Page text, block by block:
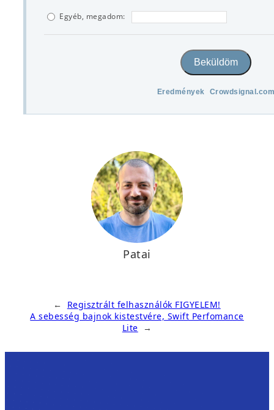
Egyéb, megadom:
Beküldöm
Eredmények
Patai
←
Regisztrált felhasználók FIGYELEM!
A sebesség bajnok kistestvére, Swift Perfomance
Lite →